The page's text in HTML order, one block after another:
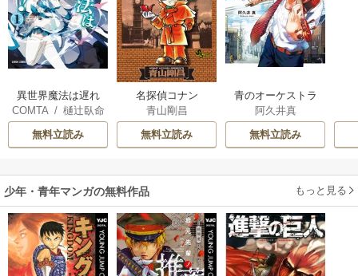
異世界魔法は遅れ
てる！
COMTA / 樋辻臥命
無料立読み
名探偵コナン
青山剛昌
無料立読み
青のオーケストラ
阿久井真
無料立読み
少年・青年マンガの無料作品 もっと見る